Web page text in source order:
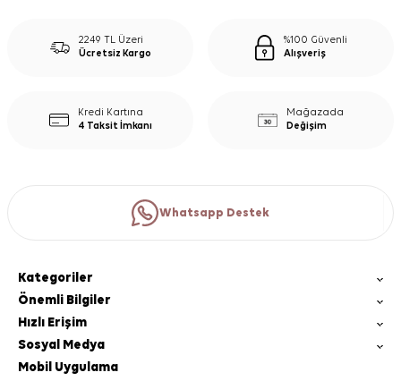
2249 TL Üzeri
Ücretsiz Kargo
%100 Güvenli
Alışveriş
Kredi Kartına
4 Taksit İmkanı
Mağazada
Değişim
Whatsapp Destek
Kategoriler
Önemli Bilgiler
Hızlı Erişim
Sosyal Medya
Mobil Uygulama